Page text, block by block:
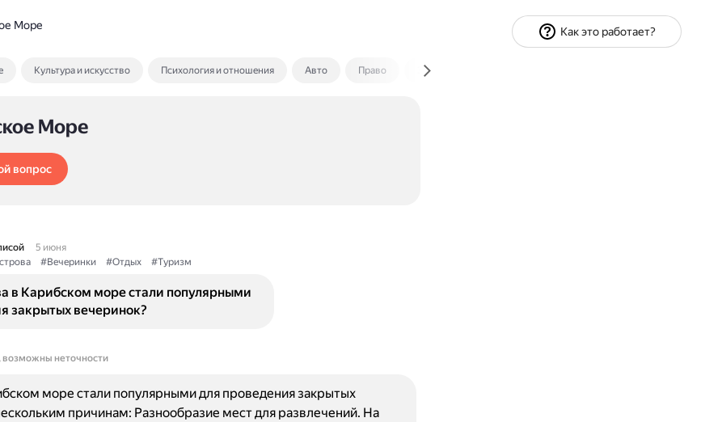
Море
Культура и искусство Психология и отношения Авто Право Экономика и финансы
Море
вопрос
5 июня
#Вечеринки #Отдых #Туризм
в Карибском море стали популярными
закрытых вечеринок?
возможны неточности
море стали популярными для проведения закрытых
причинам: Разнообразие мест для развлечений. На
Как это работает?